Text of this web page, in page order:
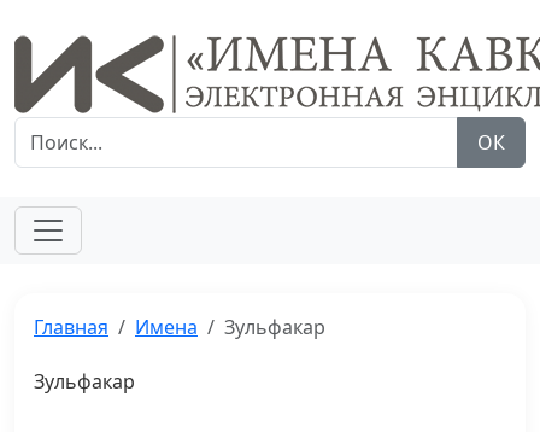
ОК
Главная Имена Зульфакар
Зульфакар